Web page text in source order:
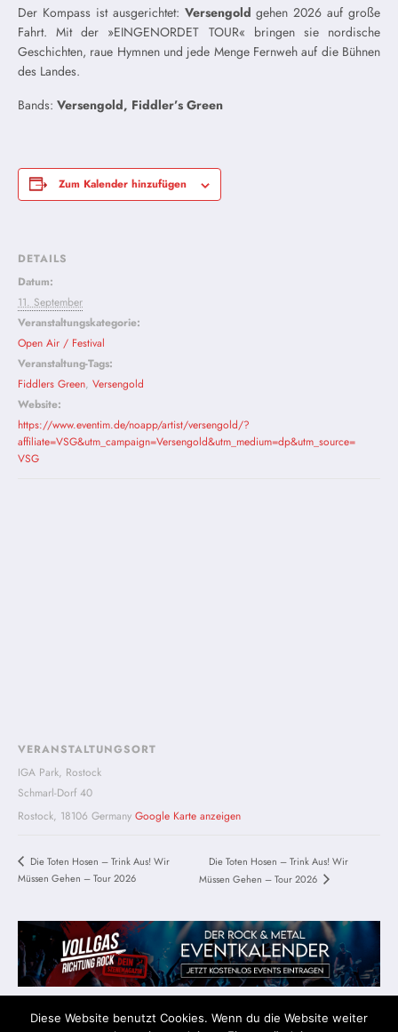
Der Kompass ist ausgerichtet: Versengold gehen 2026 auf große
Fahrt. Mit der »EINGENORDET TOUR« bringen sie nordische
Geschichten, raue Hymnen und jede Menge Fernweh auf die Bühnen
des Landes.
Bands: Versengold, Fiddler’s Green
Zum Kalender hinzufügen
DETAILS
Datum:
11. September
Veranstaltungskategorie:
Open Air / Festival
Veranstaltung-Tags:
Fiddlers Green, Versengold
Website:
https://www.eventim.de/noapp/artist/versengold/?
affiliate=VSG&utm_campaign=Versengold&utm_medium=dp&utm_source=
VSG
VERANSTALTUNGSORT
IGA Park, Rostock
Schmarl-Dorf 40
Rostock, 18106 Germany Google Karte anzeigen
Die Toten Hosen – Trink Aus! Wir
Müssen Gehen – Tour 2026
Die Toten Hosen – Trink Aus! Wir
Müssen Gehen – Tour 2026
Diese Website benutzt Cookies. Wenn du die Website weiter